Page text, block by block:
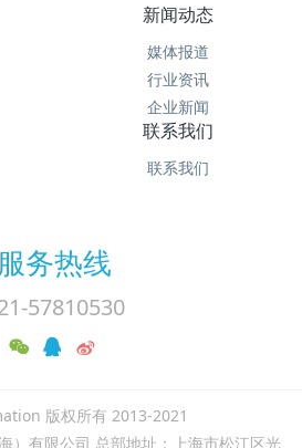
新闻动态
媒体报道
行业资讯
企业新闻
联系我们
联系我们
服务热线
57810530
版权所有 2013-2021
）有限公司 总部地址：上海市松江区光